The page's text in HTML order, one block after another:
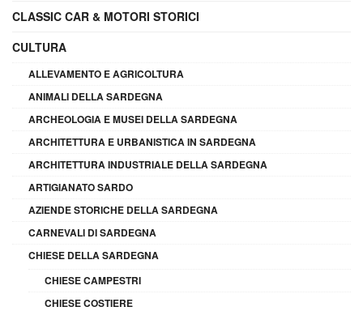
CLASSIC CAR & MOTORI STORICI
CULTURA
ALLEVAMENTO E AGRICOLTURA
ANIMALI DELLA SARDEGNA
ARCHEOLOGIA E MUSEI DELLA SARDEGNA
ARCHITETTURA E URBANISTICA IN SARDEGNA
ARCHITETTURA INDUSTRIALE DELLA SARDEGNA
ARTIGIANATO SARDO
AZIENDE STORICHE DELLA SARDEGNA
CARNEVALI DI SARDEGNA
CHIESE DELLA SARDEGNA
CHIESE CAMPESTRI
CHIESE COSTIERE